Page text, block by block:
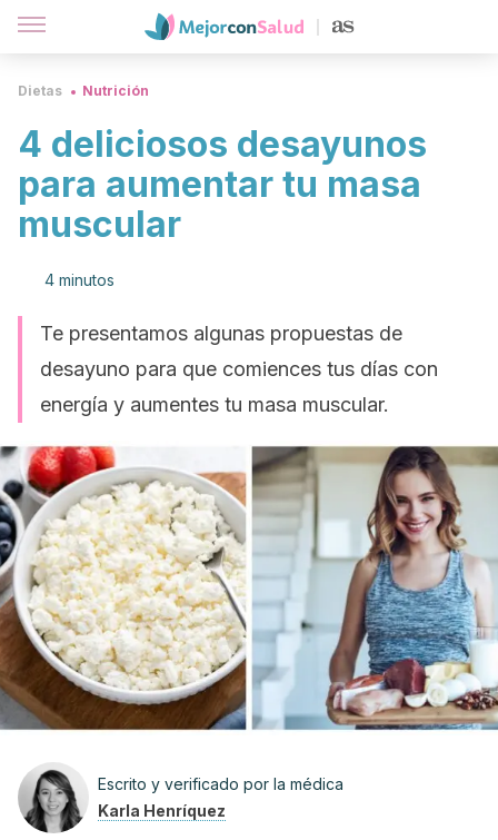
Dietas Nutrición
4 deliciosos desayunos
para aumentar tu masa
muscular
4 minutos
Te presentamos algunas propuestas de
desayuno para que comiences tus días con
energía y aumentes tu masa muscular.
Escrito y verificado por la médica
Karla Henríquez